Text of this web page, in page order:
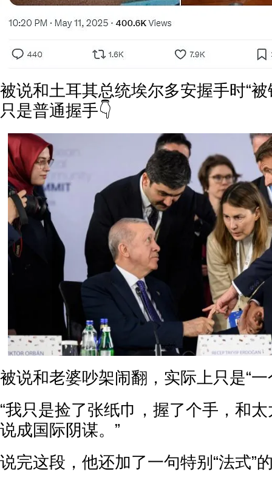
被说和土耳其总统埃尔多安握手时“
只是普通握手👇
被说和老婆吵架闹翻，实际上只是“一
“我只是捡了张纸巾，握了个手，和
说成国际阴谋。”
说完这段，他还加了一句特别“法式”